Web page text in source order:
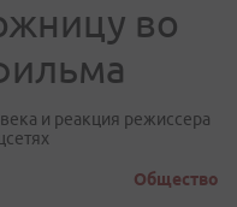
во
и реакция режиссера
Общество